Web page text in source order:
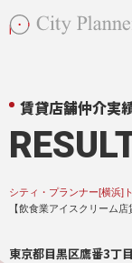
賃貸店舗仲介実
シティ・プランナー[横浜]
【飲食業アイスクリーム
東京都目黒区鷹番3丁